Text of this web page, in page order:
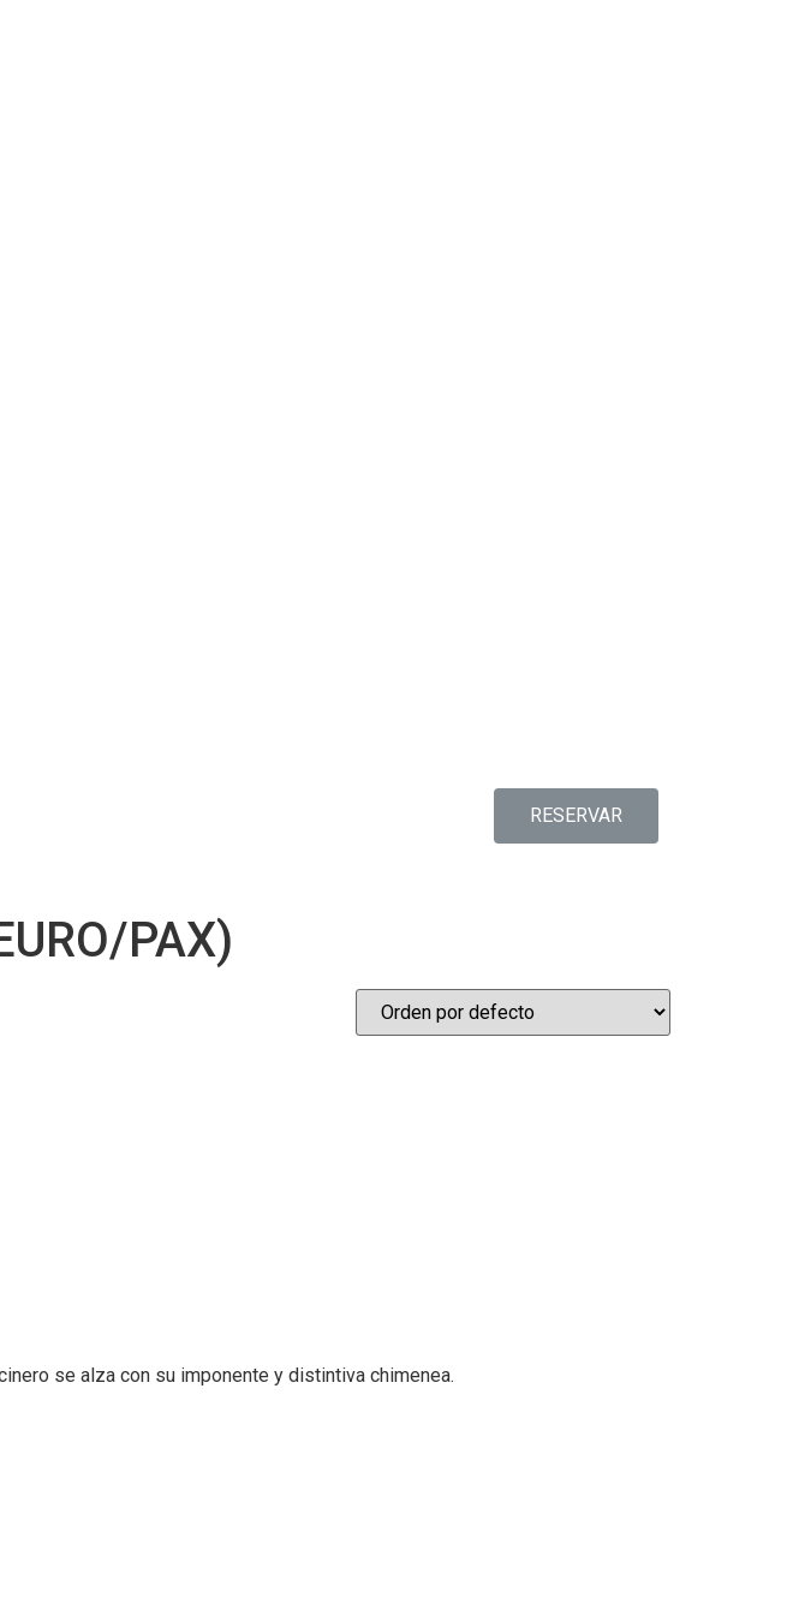
RESERVAR
PAX)
se alza con su imponente y distintiva chimenea.